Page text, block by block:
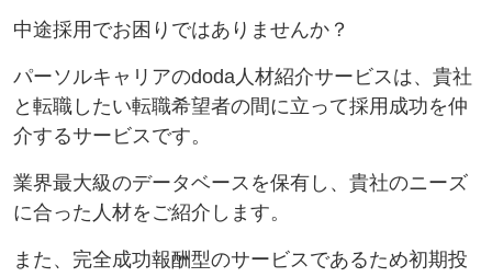
中途採用でお困りではありませんか？
パーソルキャリアのdoda人材紹介サービスは、貴社
と転職したい転職希望者の間に立って採用成功を仲
介するサービスです。
業界最大級のデータベースを保有し、貴社のニーズ
に合った人材をご紹介します。
また、完全成功報酬型のサービスであるため初期投